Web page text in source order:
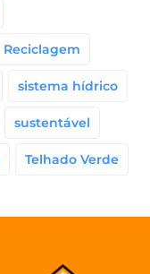
Reciclagem
sistema hídrico
sustentável
Telhado Verde